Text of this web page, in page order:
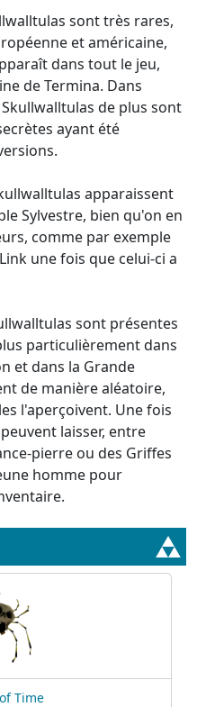
sont très rares,
et américaine,
dans tout le jeu,
de Termina. Dans
de plus sont
ayant été
apparaissent
Sylvestre, bien qu'on en
comme par exemple
une fois que celui-ci a
sont présentes
particulièrement dans
et dans la Grande
de manière aléatoire,
l'aperçoivent. Une fois
laisser, entre
pierre ou des Griffes
homme pour
Time